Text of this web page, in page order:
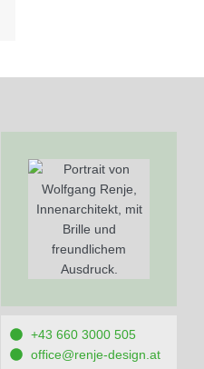
+43 660 3000 505
office@renje-design.at